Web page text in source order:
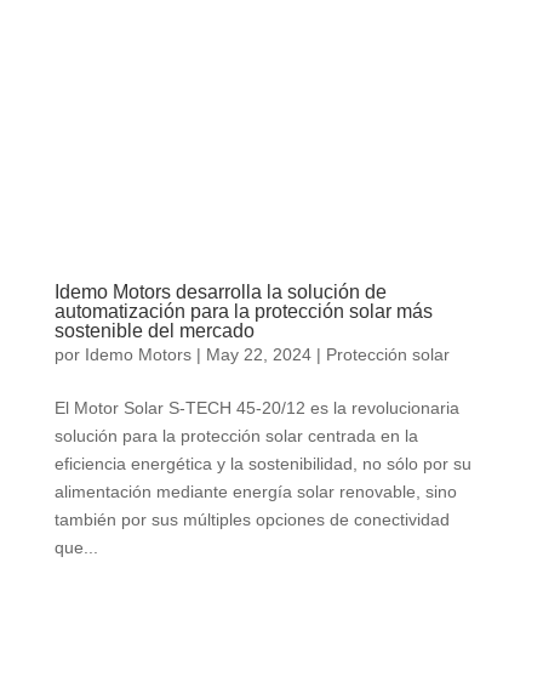
Idemo Motors desarrolla la solución de
automatización para la protección solar más
sostenible del mercado
por Idemo Motors| May 22, 2024| Protección solar
El Motor Solar S-TECH 45-20/12 es la revolucionaria
solución para la protección solar centrada en la
eficiencia energética y la sostenibilidad, no sólo por su
alimentación mediante energía solar renovable, sino
también por sus múltiples opciones de conectividad
que...